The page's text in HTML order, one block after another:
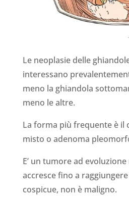
Le neoplasie delle
interessano
meno la ghiandola
meno le altre.
La forma più frequente è
misto o adenoma
E’ un tumore ad
accresce fino a
cospicue, non è maligno.